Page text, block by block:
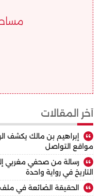
أخر المقالات
إبراهيم بن مالك يكشف
مواقع التواصل
رسالة من صحفي مغربي إلى
التاريخ في رواية واحدة
الحقيقة الضائعة في